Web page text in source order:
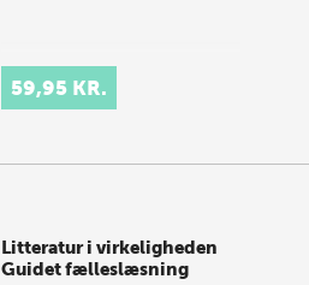
59,95 KR.
Litteratur i virkeligheden
Guidet fælleslæsning